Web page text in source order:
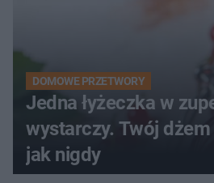
DOMOWE PRZETWORY
Jedna łyżeczka w
wystarczy. Twój
jak nigdy